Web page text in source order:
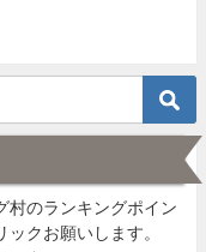
村のランキングポイン
ックお願いします。